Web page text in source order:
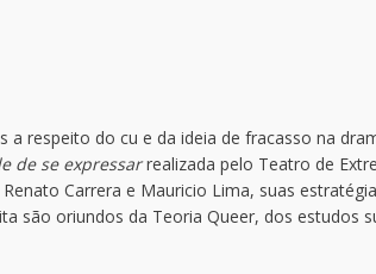
a respeito do cu e da ideia de fracasso na
de se expressarrealizada pelo Teatro de
Carrera e Mauricio Lima, suas
são oriundos da Teoria Queer, dos estudos